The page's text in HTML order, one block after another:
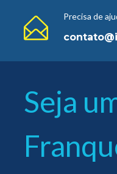
Precisa de
Seja